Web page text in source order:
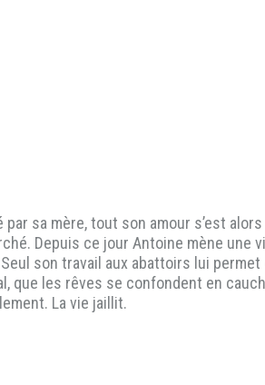
par sa mère, tout son amour s’est
Depuis ce jour Antoine mène une
son travail aux abattoirs lui permet
que les rêves se confondent en
La vie jaillit.